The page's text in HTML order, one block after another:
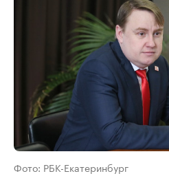
Фото: РБК-Екатеринбург